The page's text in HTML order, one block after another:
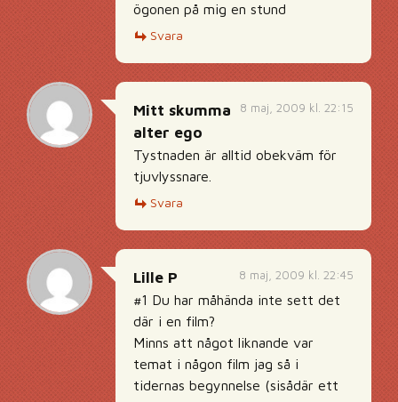
ögonen på mig en stund
Svara
8 maj, 2009 kl. 22:15
Mitt skumma
alter ego
Tystnaden är alltid obekväm för
tjuvlyssnare.
Svara
8 maj, 2009 kl. 22:45
Lille P
#1 Du har måhända inte sett det
där i en film?
Minns att något liknande var
temat i någon film jag så i
tidernas begynnelse (sisådär ett